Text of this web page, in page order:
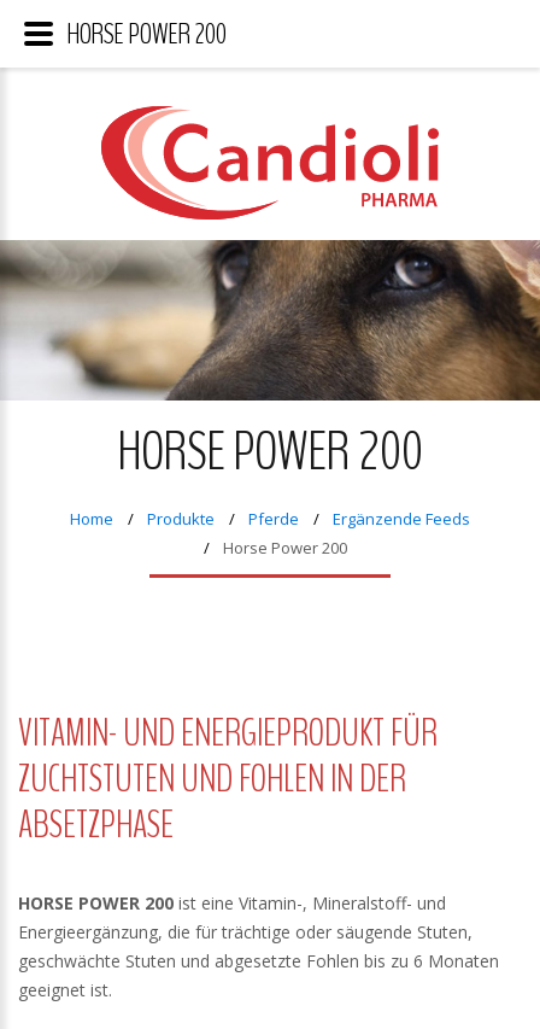
HORSE POWER 200
Home Produkte Pferde
Ergänzende Feeds
Horse Power 200
VITAMIN- UND ENERGIEPRODUKT FÜR
ZUCHTSTUTEN UND FOHLEN IN DER
ABSETZPHASE
HORSE POWER 200 ist eine Vitamin-, Mineralstoff- und
Energieergänzung, die für trächtige oder säugende Stuten,
geschwächte Stuten und abgesetzte Fohlen bis zu 6 Monaten
geeignet ist.
HORSE POWER 200